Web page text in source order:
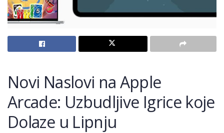
Novi Naslovi na Apple
Arcade: Uzbudljive Igrice koje
Dolaze u Lipnju